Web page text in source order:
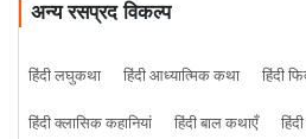
अन्य रसप्रद विकल्प
हिंदी लघुकथा हिंदी आध्यात्मिक कथा हिंदी
हिंदी क्लासिक कहानियां
हिंदी बाल कथाएँ